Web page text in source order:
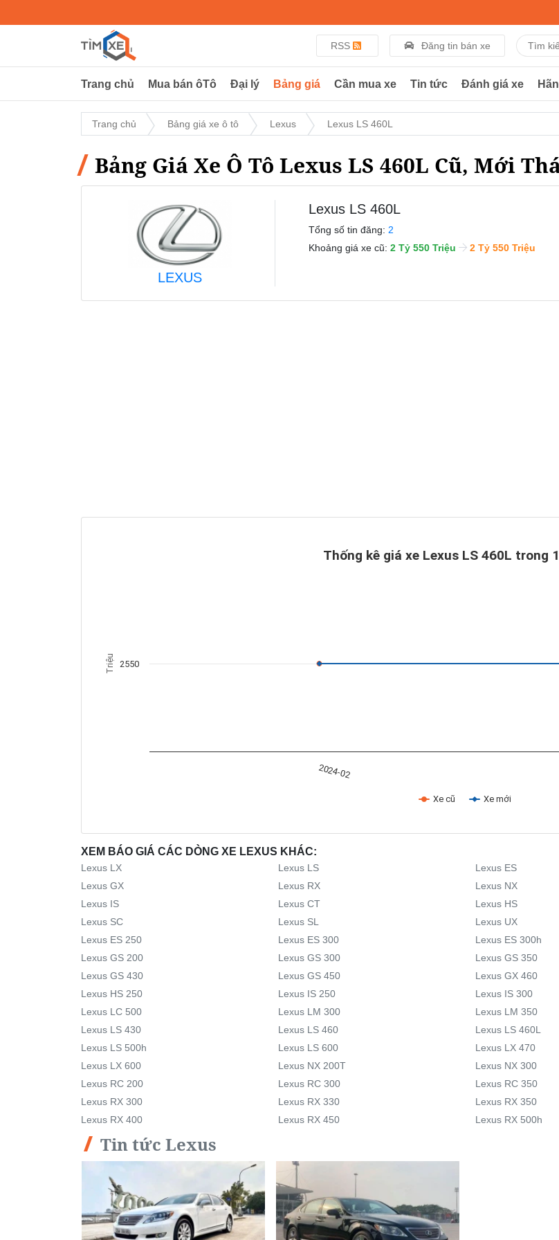
RSS Đăng tin bán xe
Trang chủ Mua bán ôTô Đại lý Bảng giá Cần mua xe Tin tức Đánh giá xe
Trang chủ Bảng giá xe ô tô Lexus Lexus LS 460L
Bảng Giá Xe Ô Tô Lexus LS 460L Cũ, Mới
LEXUS
Lexus LS 460L
Tổng số tin đăng: 2
Khoảng giá xe cũ: 2 Tỷ 550 Triệu 2 Tỷ 550 Triệu
Triệu
Thống kê giá xe Lexus LS 460L trong
Xe cũ Xe mới
2024-02
2550
XEM BÁO GIÁ CÁC DÒNG XE LEXUS KHÁC:
Lexus LX Lexus LS Lexus ES
Lexus GX
Lexus RX Lexus NX
Lexus IS
Lexus CT Lexus HS
Lexus SC
Lexus SL Lexus UX
Lexus ES 250
Lexus ES 300 Lexus ES 300h
Lexus GS 200
Lexus GS 300 Lexus GS 350
Lexus GS 430
Lexus GS 450 Lexus GX 460
Lexus HS 250
Lexus IS 250 Lexus IS 300
Lexus LC 500
Lexus LM 300 Lexus LM 350
Lexus LS 430
Lexus LS 460 Lexus LS 460L
Lexus LS 500h
Lexus LS 600 Lexus LX 470
Lexus LX 600
Lexus NX 200T Lexus NX 300
Lexus RC 200
Lexus RC 300 Lexus RC 350
Lexus RX 300
Lexus RX 330 Lexus RX 350
Lexus RX 400
Lexus RX 450 Lexus RX 500h
Tin tức Lexus